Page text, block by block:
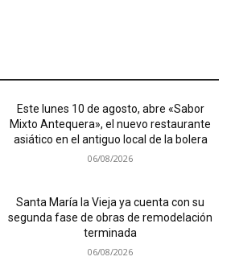
Este lunes 10 de agosto, abre «Sabor
Mixto Antequera», el nuevo restaurante
asiático en el antiguo local de la bolera
06/08/2026
Santa María la Vieja ya cuenta con su
segunda fase de obras de remodelación
terminada
06/08/2026